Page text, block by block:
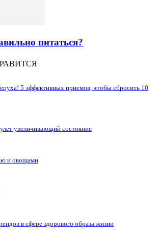
питаться?
5 эффективных приемов, чтобы сбросить 10
увеличивающий состояние
и овощами
в сфере здорового образа жизни